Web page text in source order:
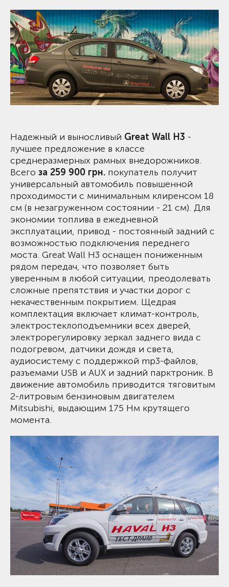
Надежный и выносливый Great Wall H3 -
лучшее предложение в классе
среднеразмерных рамных внедорожников.
Всего за 259 900 грн. покупатель получит
универсальный автомобиль повышенной
проходимости с минимальным клиренсом 18
см (в незагруженном состоянии - 21 см). Для
экономии топлива в ежедневной
эксплуатации, привод - постоянный задний с
возможностью подключения переднего
моста. Great Wall H3 оснащен пониженным
рядом передач, что позволяет быть
уверенным в любой ситуации, преодолевать
сложные препятствия и участки дорог с
некачественным покрытием. Щедрая
комплектация включает климат-контроль,
электростеклоподъемники всех дверей,
электрорегулировку зеркал заднего вида с
подогревом, датчики дождя и света,
аудиосистему с поддержкой mp3-файлов,
разъемами USB и AUX и задний парктроник. В
движение автомобиль приводится тяговитым
2-литровым бензиновым двигателем
Mitsubishi, выдающим 175 Нм крутящего
момента.